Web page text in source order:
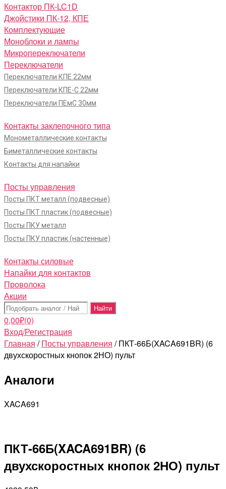
Контактор ПК-LC1D
Джойстики ПК-12, КПЕ
Комплектующие
Моноблоки и лампы
Микропереключатели
Переключатели
Переключатели КПЕ 22мм
Переключатели КПЕ-С 22мм
Переключатели ПЕмС 30мм
Контакты заклепочного типа
Монометаллические контакты
Биметаллические контакты
Контакты для напайки
Посты управления
Посты ПКТ металл (подвесные)
Посты ПКТ пластик (подвесные)
Посты ПКУ металл
Посты ПКУ пластик (настенные)
Контакты силовые
Напайки для контактов
Проволока
Акции
Поиск:
0,00₽(0)
Вход/Регистрация
Главная /Посты управления / ПКТ-66Б(XACA691BR) (6
двухскоростных кнопок 2НО) пульт
Аналоги
XACA691
ПКТ-66Б(XACA691BR) (6
двухскоростных кнопок 2НО) пульт